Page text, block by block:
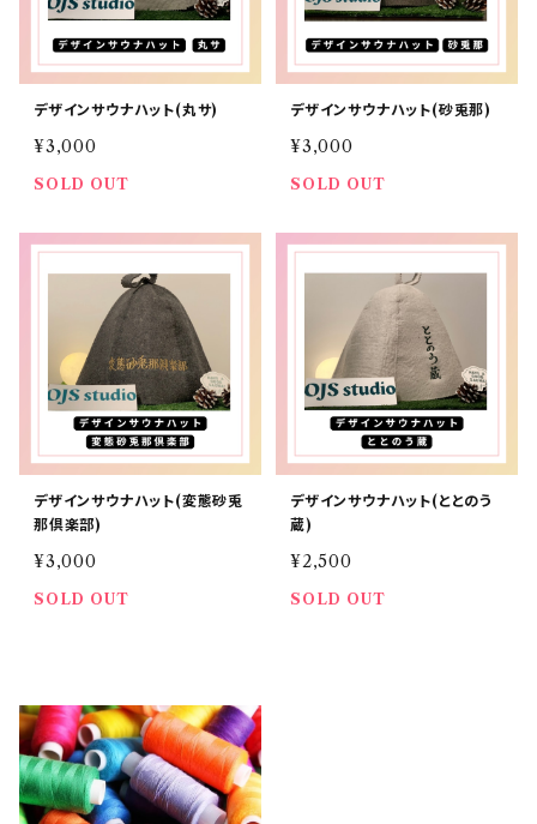
デザインサウナハット(丸サ)
¥3,000
SOLD OUT
デザインサウナハット(砂兎那)
¥3,000
SOLD OUT
デザインサウナハット(変態砂兎
那倶楽部)
¥3,000
SOLD OUT
デザインサウナハット(ととのう
蔵)
¥2,500
SOLD OUT